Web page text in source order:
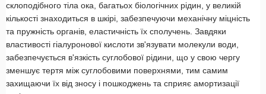
склоподібного тіла ока, багатьох біологічних рідин, у великій
кількості знаходиться в шкірі, забезпечуючи механічну міцність
та пружність органів, еластичність їх сполучень. Завдяки
властивості гіалуронової кислоти зв'язувати молекули води,
забезпечується в'язкість суглобової рідини, що у свою чергу
зменшує тертя між суглобовими поверхнями, тим самим
захищаючи їх від зносу і пошкоджень та сприяє амортизації